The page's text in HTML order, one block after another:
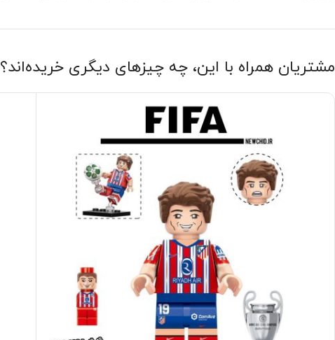
مشتریان همراه با این، چه چیزهای دیگری خریده‌اند؟